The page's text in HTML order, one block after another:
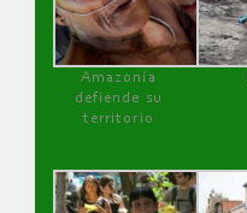
Amazonía
defiende su
territorio